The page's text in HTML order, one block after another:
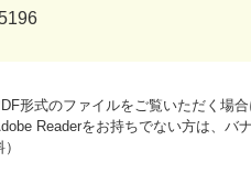
形式のファイルをご覧いただく場
Readerをお持ちでない方は、バ